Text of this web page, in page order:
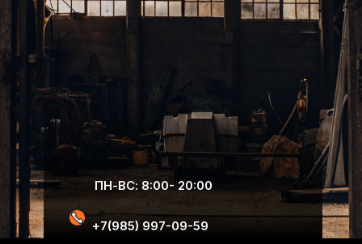
ПН-ВС: 8:00- 20:00
+7(985) 997-09-59